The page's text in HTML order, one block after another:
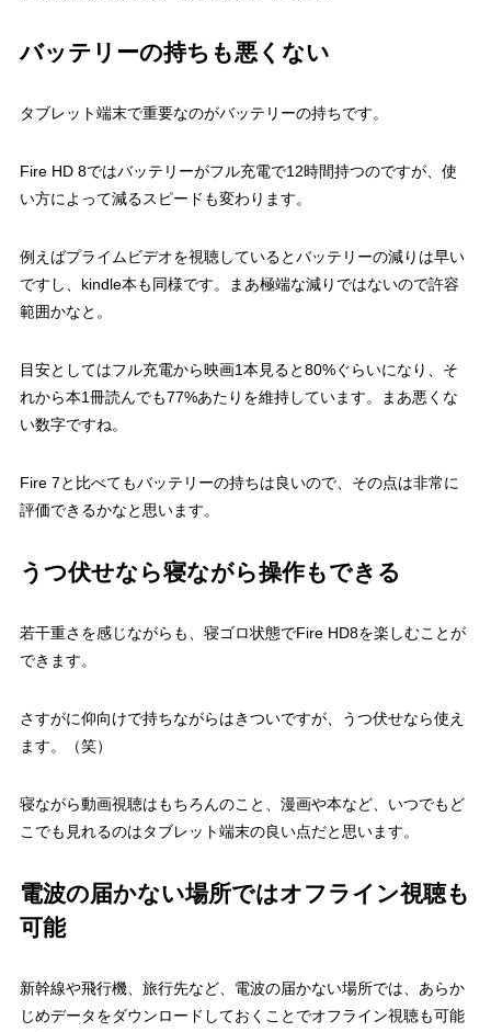
バッテリーの持ちも悪くない
タブレット端末で重要なのがバッテリーの持ちです。
Fire HD 8ではバッテリーがフル充電で12時間持つのですが、使
い方によって減るスピードも変わります。
例えばプライムビデオを視聴しているとバッテリーの減りは早い
ですし、kindle本も同様です。まあ極端な減りではないので許容
範囲かなと。
目安としてはフル充電から映画1本見ると80%ぐらいになり、そ
れから本1冊読んでも77%あたりを維持しています。まあ悪くな
い数字ですね。
Fire 7と比べてもバッテリーの持ちは良いので、その点は非常に
評価できるかなと思います。
うつ伏せなら寝ながら操作もできる
若干重さを感じながらも、寝ゴロ状態でFire HD8を楽しむことが
できます。
さすがに仰向けで持ちながらはきついですが、うつ伏せなら使え
ます。（笑）
寝ながら動画視聴はもちろんのこと、漫画や本など、いつでもど
こでも見れるのはタブレット端末の良い点だと思います。
電波の届かない場所ではオフライン視聴も
可能
新幹線や飛行機、旅行先など、電波の届かない場所では、あらか
じめデータをダウンロードしておくことでオフライン視聴も可能